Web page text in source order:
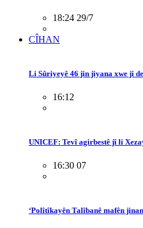
18:24 29/7
CÎHAN
Li Sûriyeyê 46 jin jiyana xwe ji
16:12
UNICEF: Tevî agirbestê jî li
16:30 07
‘Polîtîkayên Talîbanê mafên